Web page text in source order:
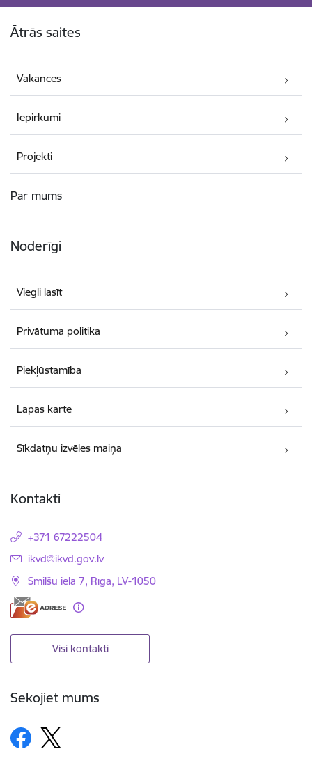
Ātrās saites
Vakances
Iepirkumi
Projekti
Par mums
Noderīgi
Viegli lasīt
Privātuma politika
Piekļūstamība
Lapas karte
Sīkdatņu izvēles maiņa
Kontakti
+371 67222504
E-pasts:
ikvd@ikvd.gov.lv
Smilšu iela 7, Rīga, LV-1050
Visi kontakti
Sekojiet mums